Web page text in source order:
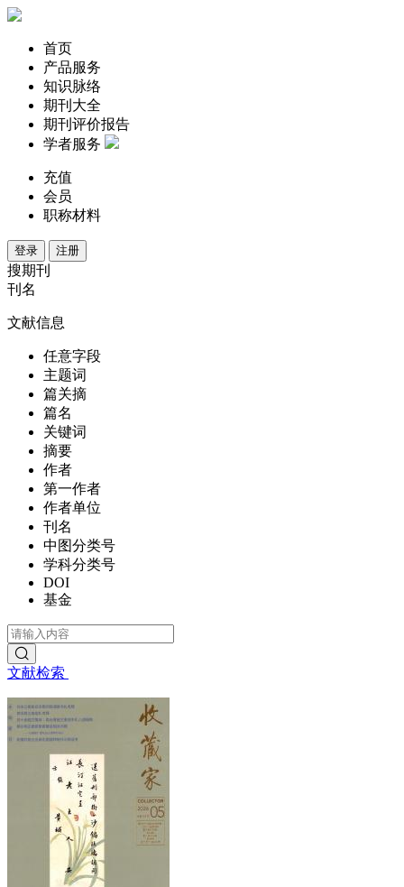
首页
产品服务
知识脉络
期刊大全
期刊评价报告
学者服务
充值
会员
职称材料
登录 注册
搜期刊
刊名
文献信息
任意字段
主题词
篇关摘
篇名
关键词
摘要
作者
第一作者
作者单位
刊名
中图分类号
学科分类号
DOI
基金
文献检索